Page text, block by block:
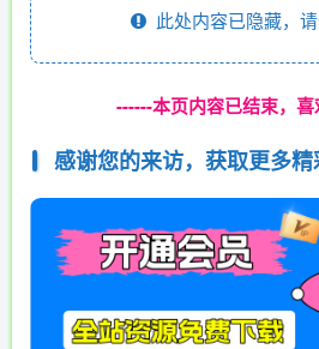
此处内容已隐藏，
------本页内容已结束，
感谢您的来访，获取更多精